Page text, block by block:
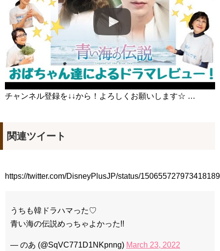
「退屈だ・暇だ」を韓国語では？「심심하다（シムシマダ）」
の意味・使い方について
■韓国ドラマ『キング～Two Hearts』予告動画（日本語字幕）
について
yoon kyun sang
HSF(126)-윤균상 서울숲 벤치 (YUN Kyunsang)(4)September::
Healing in Seoul Forest (서울숲)
yoon kyun sang
ユン・ギュンサン主演「潜入弁護人」第1回特別公開！
ハン・ヘジン 한혜진 – (선공개) 강남 3대 얼짱 출신 &#39;한혜진
언니&#39; (ft. 도여니의 학창시절) | 편 먹고 갈래요? 밥블레스유 2
bobblessyou2 EP.18
九尾狐外伝 第２話 キム・ジウ チョ・ヒョンジェ
「ライフ・ オン・ マーズ」2019年11月2日TSUTAYAにて先行
Jin-Crash Landing On You/ヒョンビン❤️ソンイェジン / エンジョイ❕
ユン・ギュンサン、番組にも登場した愛猫が急死…イ・ソンギ
ョンら同僚芸能人から慰めの言葉が続々 – Taka News
キングを一部公開（DVD-SET2特典映像より）
チャンネル登録を↓↓から！よろしくお願いします☆ …
関連ツイート
https://twitter.com/DisneyPlusJP/status/
うちも韓ドラハマった♡
青い海の伝説めっちゃよかった!!
— のあ (@SqVC771D1NKpnng) March 23, 2022